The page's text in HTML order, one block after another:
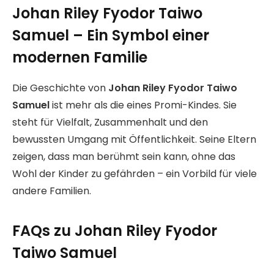
Johan Riley Fyodor Taiwo
Samuel – Ein Symbol einer
modernen Familie
Die Geschichte von Johan Riley Fyodor Taiwo
Samuelist mehr als die eines Promi-Kindes. Sie
steht für Vielfalt, Zusammenhalt und den
bewussten Umgang mit Öffentlichkeit. Seine Eltern
zeigen, dass man berühmt sein kann, ohne das
Wohl der Kinder zu gefährden – ein Vorbild für viele
andere Familien.
FAQs zu Johan Riley Fyodor
Taiwo Samuel